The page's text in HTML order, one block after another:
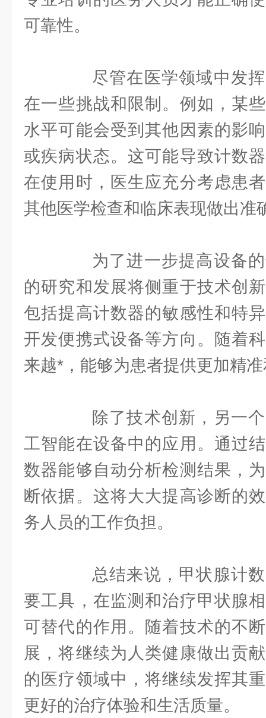
可靠性。
尽管在医学领域中发挥
在一些挑战和限制。例如，某
水平可能会受到其他因素的影
或疾病状态。这可能导致计数
在使用时，医生应充分考虑患
其他医学检查和临床表现做出准
为了进一步提高设备的
的研究和发展将侧重于技术创
包括提高计数器的敏感性和特
开发便携式设备等方向。随着
来越*，能够为患者提供更加精
除了技术创新，另一个
工智能在设备中的应用。通过
数器能够自动分析检测结果，
断依据。这将大大提高诊断的
务人员的工作负担。
总结来说，甲状腺计数
要工具，在监测和治疗甲状腺
可替代的作用。随着技术的不
展，将继续为人类健康做出贡
的医疗领域中，将继续发挥其
更好的治疗体验和生活质量。